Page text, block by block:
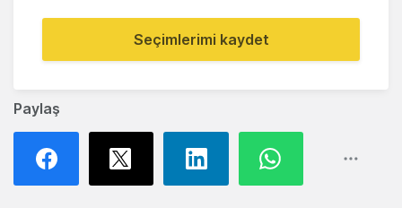
Paylaş
Seçimlerimi kaydet